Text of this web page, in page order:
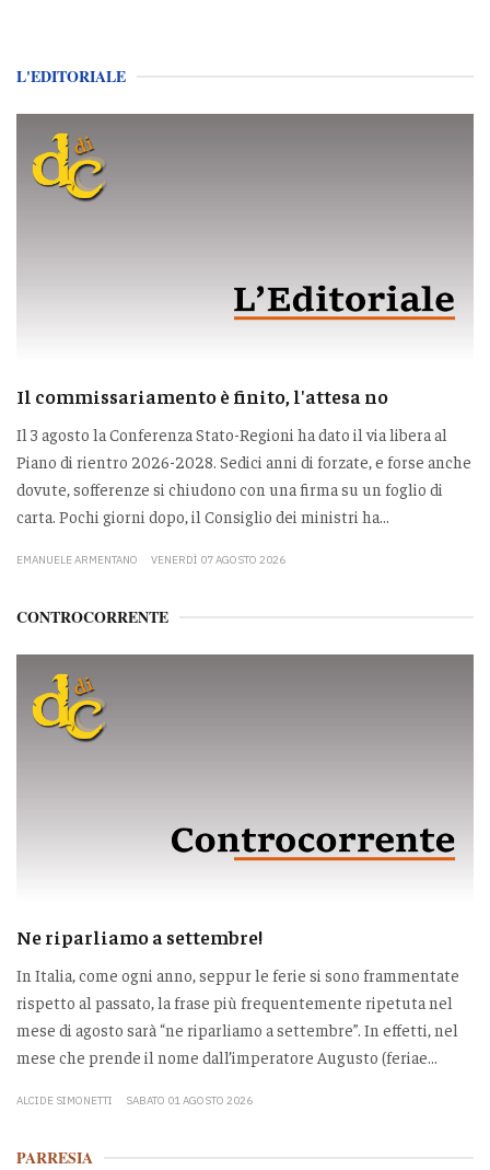
L'EDITORIALE
Il commissariamento è finito, l'attesa no
Il 3 agosto la Conferenza Stato-Regioni ha dato il via libera al
Piano di rientro 2026-2028. Sedici anni di forzate, e forse anche
dovute, sofferenze si chiudono con una firma su un foglio di
carta. Pochi giorni dopo, il Consiglio dei ministri ha...
EMANUELE ARMENTANO VENERDÌ 07 AGOSTO 2026
CONTROCORRENTE
Ne riparliamo a settembre!
In Italia, come ogni anno, seppur le ferie si sono frammentate
rispetto al passato, la frase più frequentemente ripetuta nel
mese di agosto sarà “ne riparliamo a settembre”. In effetti, nel
mese che prende il nome dall’imperatore Augusto (feriae...
ALCIDE SIMONETTI SABATO 01 AGOSTO 2026
PARRESIA